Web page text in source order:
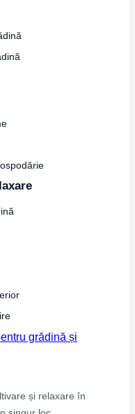
și relaxare în